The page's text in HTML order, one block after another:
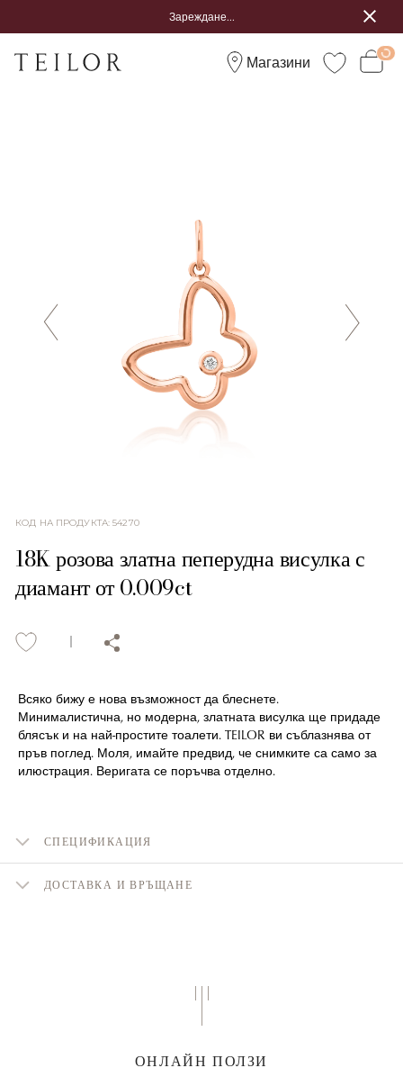
Зареждане...
Магазини
КОД НА ПРОДУКТА:54270
18K розова златна пеперудна висулка с
диамант от 0.009ct
Всяко бижу е нова възможност да блеснете.
Минималистична, но модерна, златната висулка ще придаде
блясък и на най-простите тоалети. TEILOR ви съблазнява от
пръв поглед. Моля, имайте предвид, че снимките са само за
илюстрация. Веригата се поръчва отделно.
СПЕЦИФИКАЦИЯ
ДОСТАВКА И ВРЪЩАНЕ
ОНЛАЙН ПОЛЗИ